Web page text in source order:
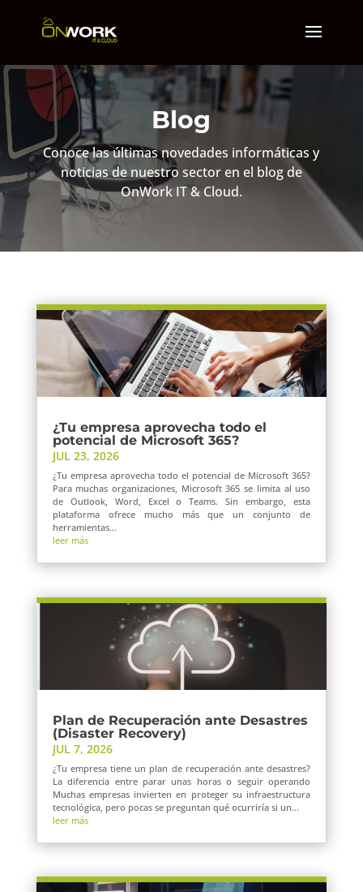
Blog
Conoce las últimas novedades informáticas y
noticias de nuestro sector en el blog de
OnWork IT & Cloud.
¿Tu empresa aprovecha todo el
potencial de Microsoft 365?
JUL 23, 2026
¿Tu empresa aprovecha todo el potencial de Microsoft 365?
Para muchas organizaciones, Microsoft 365 se limita al uso
de Outlook, Word, Excel o Teams. Sin embargo, esta
plataforma ofrece mucho más que un conjunto de
herramientas...
leer más
Plan de Recuperación ante Desastres
(Disaster Recovery)
JUL 7, 2026
¿Tu empresa tiene un plan de recuperación ante desastres?
La diferencia entre parar unas horas o seguir operando
Muchas empresas invierten en proteger su infraestructura
tecnológica, pero pocas se preguntan qué ocurriría si un...
leer más